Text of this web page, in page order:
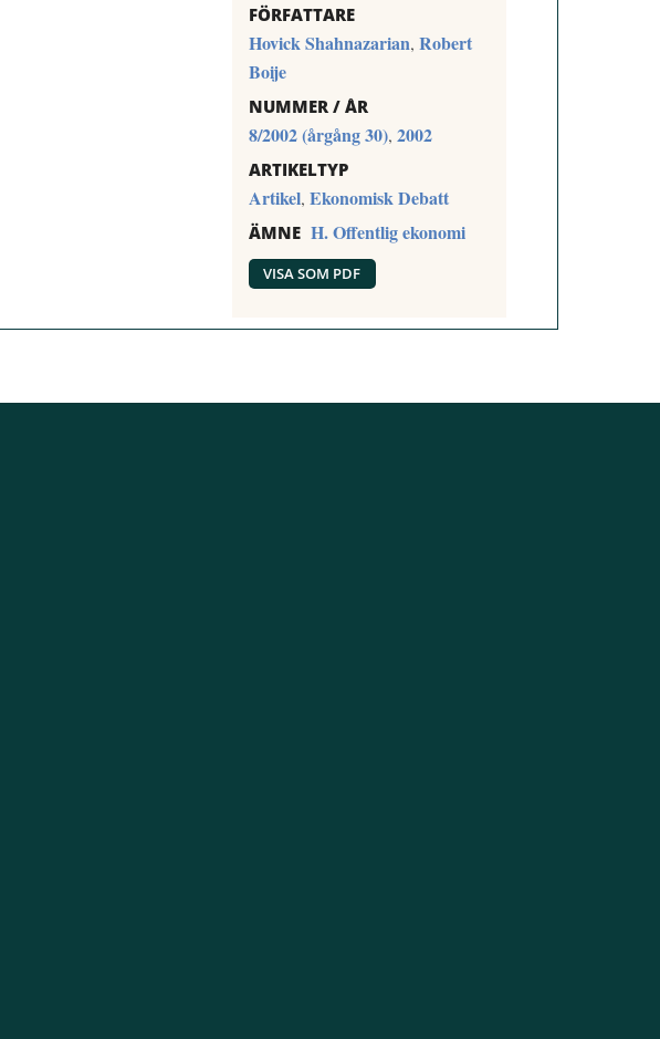
FÖRFATTARE
Hovick Shahnazarian, Robert
Boije
NUMMER / ÅR
8/2002 (årgång 30), 2002
ARTIKELTYP
Artikel, Ekonomisk Debatt
ÄMNE H. Offentlig ekonomi
VISA SOM PDF